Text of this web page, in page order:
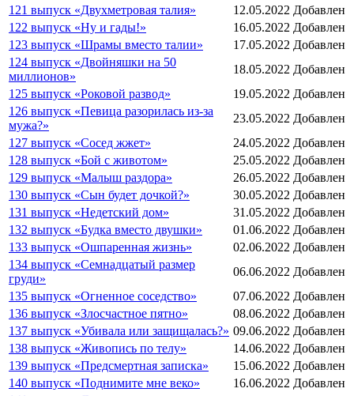
121 выпуск «Двухметровая талия»
12.05.2022 Добавлен
122 выпуск «Ну и гады!»
16.05.2022 Добавлен
123 выпуск «Шрамы вместо талии»
17.05.2022 Добавлен
124 выпуск «Двойняшки на 50
миллионов»
18.05.2022 Добавлен
125 выпуск «Роковой развод»
19.05.2022 Добавлен
126 выпуск «Певица разорилась из-за
мужа?»
23.05.2022 Добавлен
127 выпуск «Сосед жжет»
24.05.2022 Добавлен
128 выпуск «Бой с животом»
25.05.2022 Добавлен
129 выпуск «Малыш раздора»
26.05.2022 Добавлен
130 выпуск «Сын будет дочкой?»
30.05.2022 Добавлен
131 выпуск «Недетский дом»
31.05.2022 Добавлен
132 выпуск «Будка вместо двушки»
01.06.2022 Добавлен
133 выпуск «Ошпаренная жизнь»
02.06.2022 Добавлен
134 выпуск «Семнадцатый размер
груди»
06.06.2022 Добавлен
135 выпуск «Огненное соседство»
07.06.2022 Добавлен
136 выпуск «Злосчастное пятно»
08.06.2022 Добавлен
137 выпуск «Убивала или защищалась?» 09.06.2022 Добавлен
138 выпуск «Живопись по телу»
14.06.2022 Добавлен
139 выпуск «Предсмертная записка»
15.06.2022 Добавлен
140 выпуск «Поднимите мне веко»
16.06.2022 Добавлен